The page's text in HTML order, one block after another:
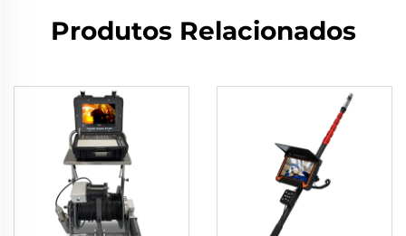
Produtos Relacionados